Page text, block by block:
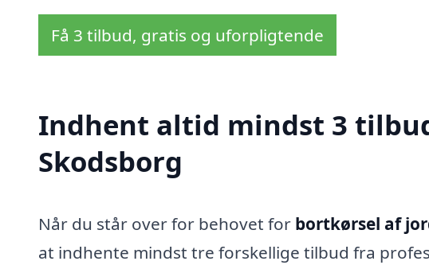
Få 3 tilbud, gratis og uforpligtende
Indhent altid mindst 3
Skodsborg
Når du står over for behovet for bortkørsel af
at indhente mindst tre forskellige tilbud fra